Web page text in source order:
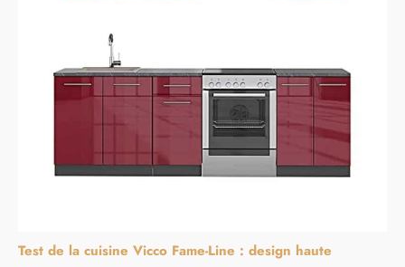
Test de la cuisine Vicco Fame-Line : design haute